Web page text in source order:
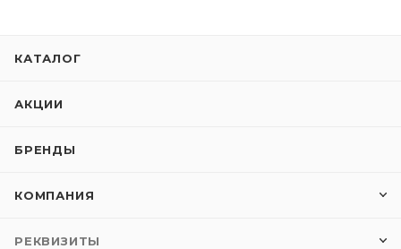
КАТАЛОГ
АКЦИИ
БРЕНДЫ
КОМПАНИЯ
РЕКВИЗИТЫ